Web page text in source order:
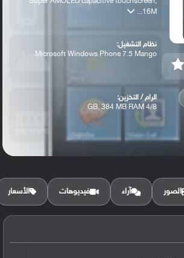
16M...
نظام التشغيل:
Microsoft Windows Phone 7.5 Mango
الرام / التخزين:
4/8 GB, 384 MB RAM
الصور آراء فيديوهات الأسعار